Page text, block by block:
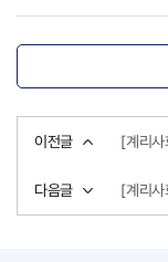
이전글
다음글